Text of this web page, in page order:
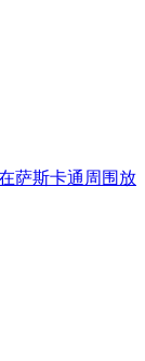
萨斯卡通周围放